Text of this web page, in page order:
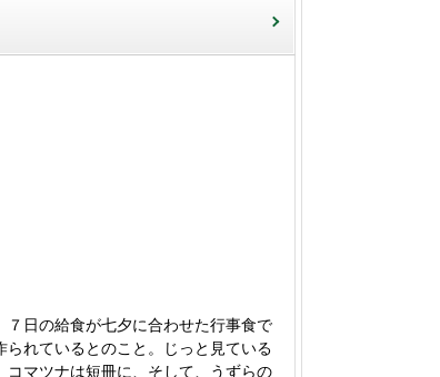
日の給食が七夕に合わせた行事食で
れているとのこと。じっと見ている
マツナは短冊に、そして、うずらの